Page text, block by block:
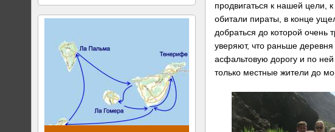
продвигаться к нашей
обитали пираты, в конце
добраться до которой очень
уверяют, что раньше
асфальтовую дорогу и по
только местные жители до